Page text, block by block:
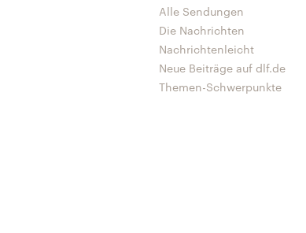
Alle Sendungen
Die Nachrichten
Nachrichtenleicht
Neue Beiträge auf dlf.de
Themen-Schwerpunkte